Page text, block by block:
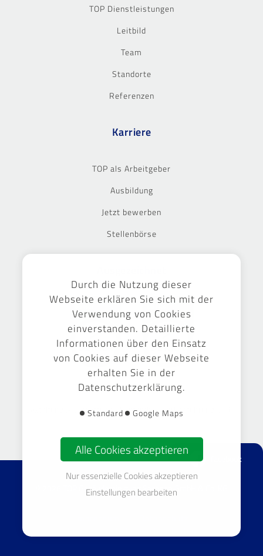
TOP Dienstleistungen
Leitbild
Team
Standorte
Referenzen
Karriere
TOP als Arbeitgeber
Ausbildung
Jetzt bewerben
Stellenbörse
Gestaltung & Umsetzung -September Markenführung GmbH
© 2026 TOP Gebäudereinigung Sachsen GmbH & Co. KG
facebook
Durch die Nutzung dieser
Webseite erklären Sie sich mit der
Verwendung von Cookies
einverstanden. Detaillierte
Informationen über den Einsatz
von Cookies auf dieser Webseite
erhalten Sie in der
Datenschutzerklärung.
Standard Google Maps
Alle Cookies akzeptieren
Nur essenzielle Cookies akzeptieren
Einstellungen bearbeiten